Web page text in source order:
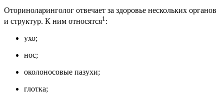
Оториноларинголог отвечает за здоровье нескольких органов
и структур. К ним относятся1 :
ухо;
нос;
околоносовые пазухи;
глотка;